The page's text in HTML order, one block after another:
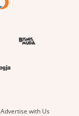
Advertise with Us